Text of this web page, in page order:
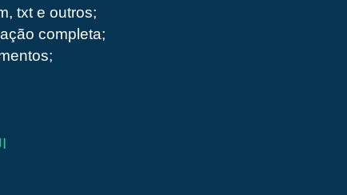
txt e outros;
completa;